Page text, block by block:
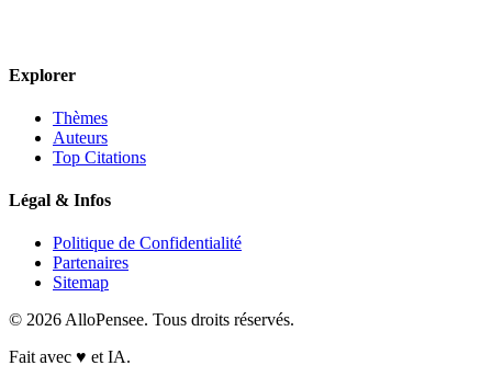
Explorer
Thèmes
Auteurs
Top Citations
Légal & Infos
Politique de Confidentialité
Partenaires
Sitemap
© 2026 AlloPensee. Tous droits réservés.
Fait avec ♥ et IA.